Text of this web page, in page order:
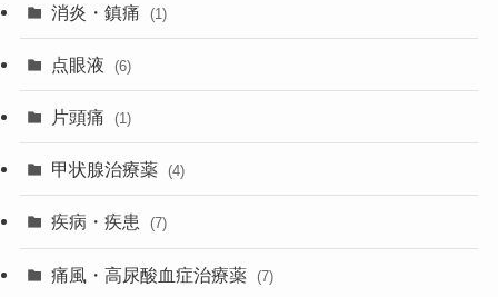
消炎・鎮痛 (1)
点眼液 (6)
片頭痛 (1)
甲状腺治療薬 (4)
疾病・疾患 (7)
痛風・高尿酸血症治療薬 (7)